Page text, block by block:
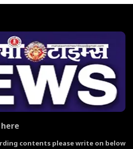
contents please write on below